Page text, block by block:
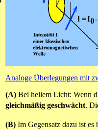
Analoge Überlegungen mit
(A) Bei hellem Licht: Wenn
gleichmäßig geschwächt.
(B) Im Gegensatz dazu ist es